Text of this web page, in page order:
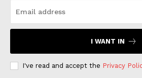
I WANT IN
I've read and accept the Privacy